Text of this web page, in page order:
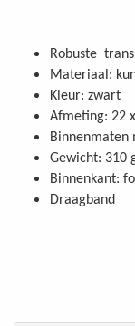
Robuste
Materiaal:
Kleur: zwart
Afmeting: 22
Binnenmaten
Gewicht: 310
Binnenkant:
Draagband